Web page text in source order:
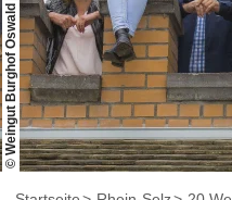
© Weingut Burghof Oswald